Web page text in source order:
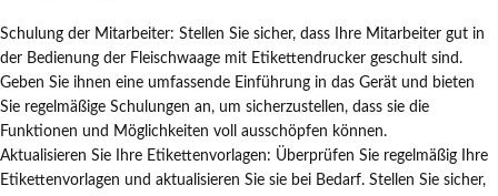
Schulung der Mitarbeiter: Stellen Sie sicher, dass Ihre Mitarbeiter gut in
der Bedienung der Fleischwaage mit Etikettendrucker geschult sind.
Geben Sie ihnen eine umfassende Einführung in das Gerät und bieten
Sie regelmäßige Schulungen an, um sicherzustellen, dass sie die
Funktionen und Möglichkeiten voll ausschöpfen können.
Aktualisieren Sie Ihre Etikettenvorlagen: Überprüfen Sie regelmäßig Ihre
Etikettenvorlagen und aktualisieren Sie sie bei Bedarf. Stellen Sie sicher,